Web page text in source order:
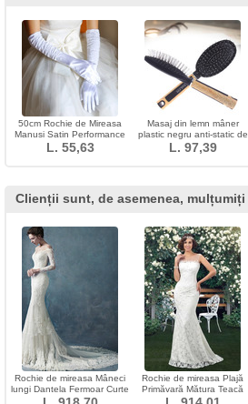
50cm Rochie de Mireasa
Manusi Satin Performance
Stage Performance Manusi
Lungi Femei
L. 55,63
Masaj din lemn mâner
plastic negru anti-static de
îngrijire a sănătății mici
decor
L. 97,39
Clienții sunt, de asemenea, mulțumiți
Rochie de mireasa Mâneci
lungi Dantela Fermoar Curte
Guler portret
Rochie de mireasa Plajă
Primăvară Mătura Teacă
Fermoar Bateau